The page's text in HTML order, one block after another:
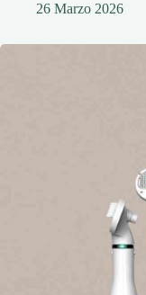
26 Marzo 2026